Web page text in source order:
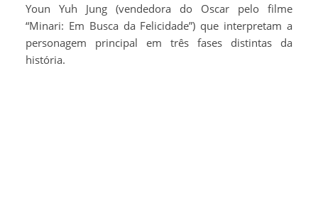
Youn Yuh Jung (vendedora do Oscar pelo filme
“Minari: Em Busca da Felicidade”) que interpretam a
personagem principal em três fases distintas da
história.